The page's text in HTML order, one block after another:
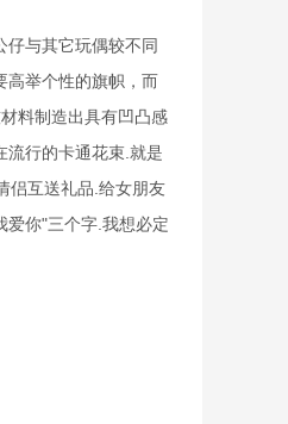
与其它玩偶较不同
高举个性的旗帜，而
料制造出具有凹凸感
流行的卡通花束.就是
侣互送礼品.给女朋友
爱你"三个字.我想必定